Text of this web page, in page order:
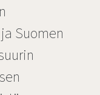
Suomen